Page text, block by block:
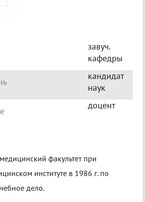
завуч.
кафедры
кандидат
наук
доцент
факультет при
институте в 1986 г. по
дело.